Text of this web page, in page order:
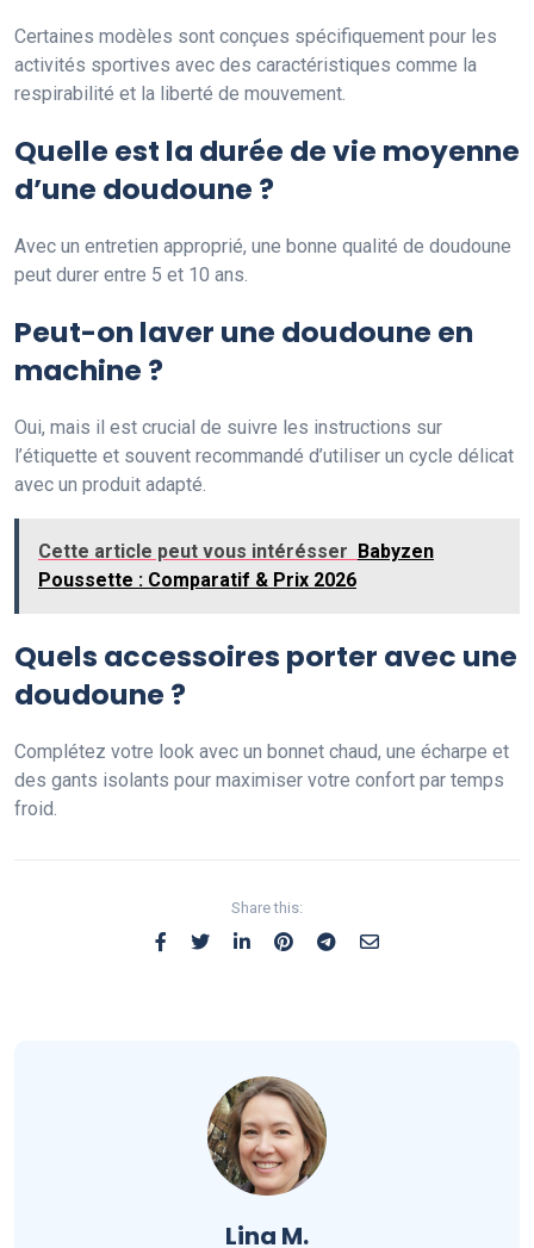
Certaines modèles sont conçues spécifiquement pour les
activités sportives avec des caractéristiques comme la
respirabilité et la liberté de mouvement.
Quelle est la durée de vie moyenne
d’une doudoune ?
Avec un entretien approprié, une bonne qualité de doudoune
peut durer entre 5 et 10 ans.
Peut-on laver une doudoune en
machine ?
Oui, mais il est crucial de suivre les instructions sur
l’étiquette et souvent recommandé d’utiliser un cycle délicat
avec un produit adapté.
Cette article peut vous intérésser Babyzen
Poussette : Comparatif & Prix 2026
Quels accessoires porter avec une
doudoune ?
Complétez votre look avec un bonnet chaud, une écharpe et
des gants isolants pour maximiser votre confort par temps
froid.
Share this:
Lina M.